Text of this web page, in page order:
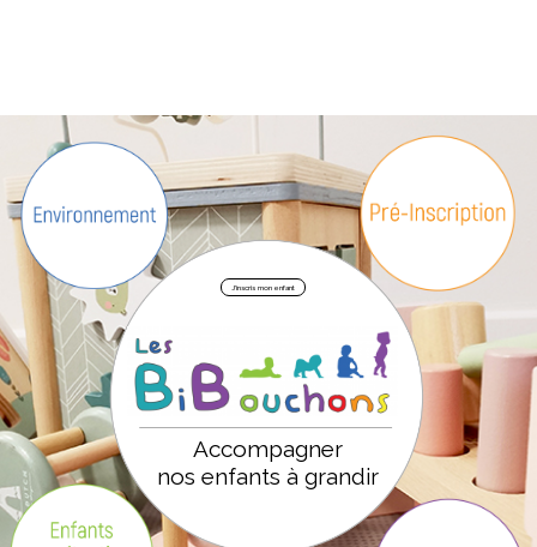
Accompagner
nos enfants à grandir
J'inscris mon enfant